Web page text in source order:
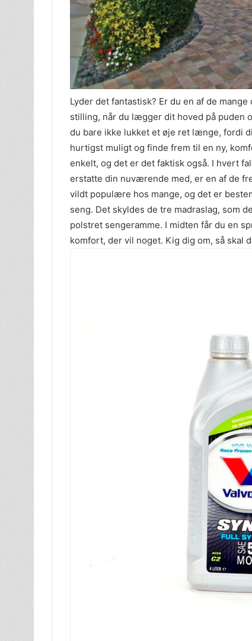
Lyder det fantastisk? Er du en af de
stilling, når du lægger dit hoved på puden
du bare ikke lukket et øje ret længe, fordi
hurtigst muligt og finde frem til en ny,
enkelt, og det er det faktisk også. I hvert
erstatte din nuværende med, er en af de
vildt populære hos mange, og det er
seng. Det skyldes de tre madraslag, som
polstret sengeramme. I midten får du en
komfort, der vil noget. Kig dig om, så skal